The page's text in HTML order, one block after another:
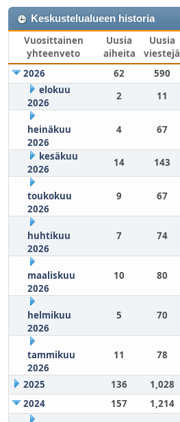
Keskustelualueen historia
Vuosittainen
yhteenveto
Uusia
aiheita
Uusia
viestejä
2026 62 590
elokuu
2026
2 11
heinäkuu
2026
4 67
kesäkuu
2026
14 143
toukokuu
2026
9 67
huhtikuu
2026
7 74
maaliskuu
2026
10 80
helmikuu
2026
5 70
tammikuu
2026
11 78
2025 136 1,028
2024
157 1,214